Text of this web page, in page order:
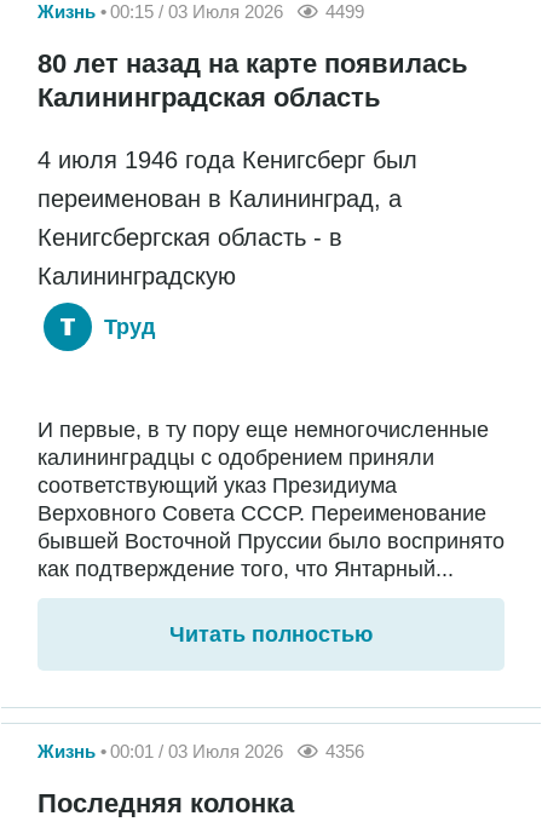
Жизнь 00:15 / 03 Июля 2026 4499
80 лет назад на карте появилась
Калининградская область
4 июля 1946 года Кенигсберг был
переименован в Калининград, а
Кенигсбергская область - в
Калининградскую
Труд
И первые, в ту пору еще немногочисленные
калининградцы с одобрением приняли
соответствующий указ Президиума
Верховного Совета СССР. Переименование
бывшей Восточной Пруссии было воспринято
как подтверждение того, что Янтарный...
Читать полностью
Жизнь 00:01 / 03 Июля 2026 4356
Последняя колонка